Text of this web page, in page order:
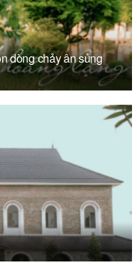
dòng chảy ân sủng